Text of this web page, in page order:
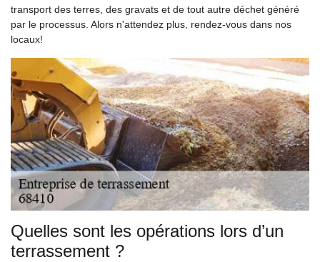
transport des terres, des gravats et de tout autre déchet généré
par le processus. Alors n'attendez plus, rendez-vous dans nos
locaux!
Quelles sont les opérations lors d’un
terrassement ?